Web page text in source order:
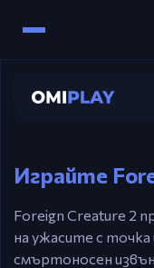
Мишка – Точка
Ляв клик –
избирайте
Играйте
Foreign Creature 2
на ужасите с
смъртоносен